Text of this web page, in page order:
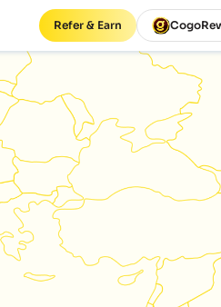
Refer & Earn